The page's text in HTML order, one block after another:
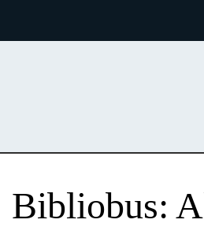
Bibliobus: